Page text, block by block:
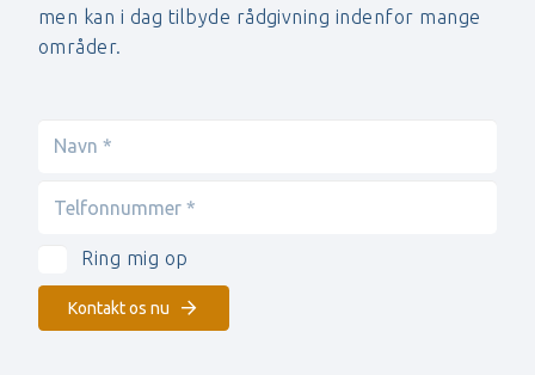
men kan i dag tilbyde rådgivning indenfor mange
områder.
Ring mig op
Kontakt os nu